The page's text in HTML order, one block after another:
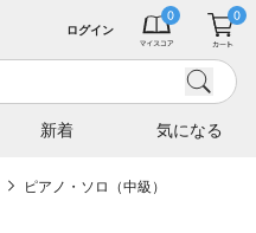
新着 気になる
ログイン
ピアノ・ソロ（中級）